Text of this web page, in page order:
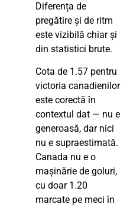
Diferența de
pregătire și de ritm
este vizibilă chiar și
din statistici brute.
Cota de 1.57 pentru
victoria canadienilor
este corectă în
contextul dat — nu e
generoasă, dar nici
nu e supraestimată.
Canada nu e o
mașinărie de goluri,
cu doar 1.20
marcate pe meci în